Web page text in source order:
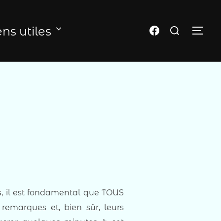
utiles Page FB du clubRechercher :
il est fondamental que TOUS
et, bien sûr, leurs